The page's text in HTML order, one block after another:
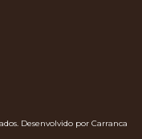
Desenvolvido por Carranca